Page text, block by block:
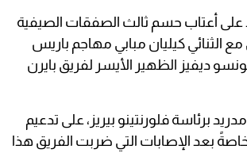
على أعتاب حسم ثالث الصفقات الصيفية
الثنائي كيليان مبابي مهاجم باريس
ديفيز الظهير الأيسر لفريق بايرن
برئاسة فلورنتينو بيريز، على تدعيم
بعد الإصابات التي ضربت الفريق هذا